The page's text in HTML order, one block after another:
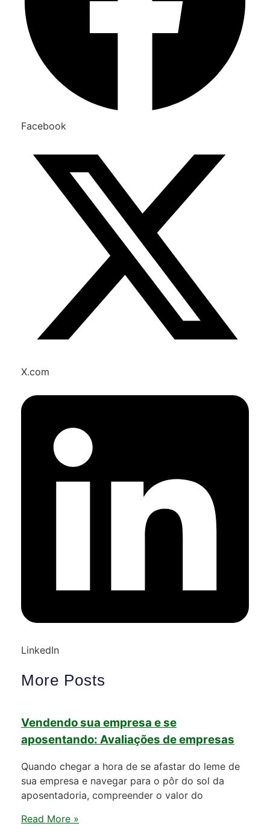
Facebook
X.com
LinkedIn
More Posts
Vendendo sua empresa e se
aposentando: Avaliações de empresas
Quando chegar a hora de se afastar do leme de
sua empresa e navegar para o pôr do sol da
aposentadoria, compreender o valor do
Read More »